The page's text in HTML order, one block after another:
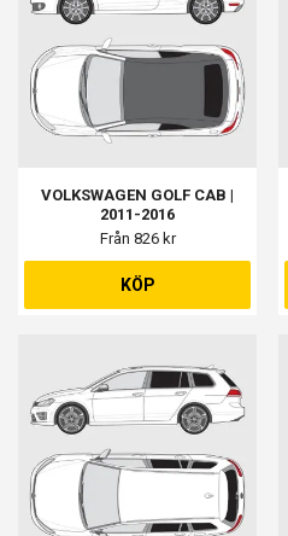
VOLKSWAGEN GOLF CAB |
2011-2016
Från 826 kr
KÖP